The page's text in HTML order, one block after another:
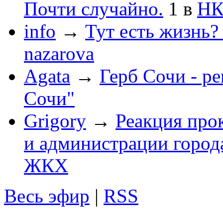
Почти случайно. 1 в
info → Тут есть
nazarova
Agata → Герб Сочи -
Сочи"
Grigory → Реакция
и администрации
ЖКХ
Весь эфир | RSS